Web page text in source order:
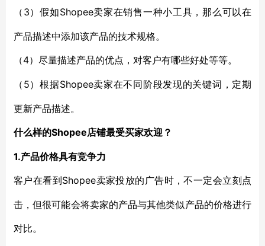
（ 3）假如Shopee卖家在销售一种小工具，那么可以在
产品描述中添加该产品的技术规格。
（4） 尽量描述产品的优点，对客户有哪些好处等等。
（ 5）根据Shopee卖家在不同阶段发现的关键词，定期
更新产品描述。
什么样的Shopee店铺最受买家欢迎？
1.产品价格具有竞争力
客户在看到 Shopee卖家投放的广告时，不一定会立刻点
击，但很可能会将卖家的产品与其他类似产品的价格进行
对比。